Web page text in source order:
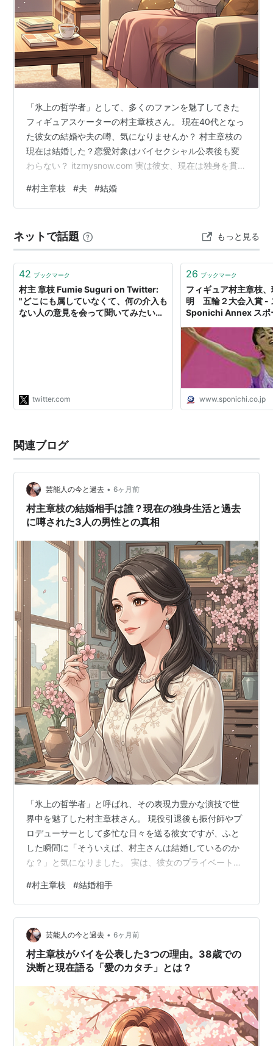
全日本フィギュアスケート選手権 4位
四大陸フィギュアスケート選手権 10位
2006-2007
ISUグランプリシリーズ スケートカナダ 2位
ISUグランプリファイナル 4位
全日本フィギュアスケート選手権 4位
2005-2006
ISUグランプリシリーズ スケートカナダ 8位
トリノオリンピック 4位
2004-2005
ISUグランプリシリーズ スケートカナダ 4位
ISUグランプリシリーズ エリック・ボンパール杯 4位
四大陸フィギュアスケート選手権 優勝
2003-2004
ISUグランプリシリーズ NHK杯 優勝
全日本フィギュアスケート選手権 2位
世界フィギュアスケート選手権 7位
2002-2003
全日本フィギュアスケート選手権 優勝
四大陸フィギュアスケート選手権 優勝
ISUグランプリファイナル 6位
世界フィギュアスケート選手権 3位
2001-2002
全日本フィギュアスケート選手権 優勝
ソルトレイクシティーオリンピック 5位
世界フィギュアスケート選手権 3位
2000-2001
全日本フィギュアスケート選手権 優勝
四大陸フィギュアスケート選手権 優勝
世界フィギュアスケート選手権 7位
1999-2000
全日本フィギュアスケート選手権 3位
四大陸フィギュアスケート選手権 4位
1998-1999
全日本フィギュアスケート選手権 2位
ISUグランプリファイナル 5位
1997-1998
全日本フィギュアスケート選手権 2位
1996-1997
「氷上の哲学者」として、多くのファンを魅了してきた
フィギュアスケーターの村主章枝さん。 現在40代となっ
た彼女の結婚や夫の噂、気になりませんか？ 村主章枝の
現在は結婚した？恋愛対象はバイセクシャル公表後も変
わらない？ itzmysnow.com 実は彼女、現在は独身を貫き
います。 かつてバラエティ番組で「18年間彼氏がいな
い」と告白したり、バイセクシャルであることを公表し
章枝さんに夫はいるのか? 噂になった相手との関係、実際
はどうだったのか 社交ダンスで見せたロペスとの強い絆
海外での親密な写…
#村主章枝 #夫 #結婚
ネットで話題 もっと見る
42 ブックマーク
村主 章枝 Fumie Suguri on Twitter:
"どこにも属していなくて、何の介入も
ない人の意見を会って聞いてみたいと
twitter.com
26 ブックマーク
フィギュア村主章枝
明 五輪２大会入賞 -
Sponichi Annex スポ
www.sponichi.co.jp
関連ブログ
芸能人の今と過去 • 6ヶ月前
村主章枝の結婚相手は誰？現在の独身生活と過去
に噂された3人の男性との真相
「氷上の哲学者」と呼ばれ、その表現力豊かな演技で世
界中を魅了した村主章枝さん。 現役引退後も振付師やプ
ロデューサーとして多忙な日々を送る彼女ですが、ふと
した瞬間に「そういえば、村主さんは結婚しているのか
な？」と気になりました。 実は、彼女のプライベートを
です。 この記事では、村主章枝さんの現在の結婚事情か
ら、過去に話題となったお相手との真相まで、等身大の
彼女の姿に迫ります。 村主章枝は結婚した？2026年現在
も恋愛対象はバイセクシャル？ itzmysnow.com 村主章枝
は現在結婚している？最新の結婚事情と独身生活 2025年
現在も独身！結婚…
#村主章枝 #結婚相手
芸能人の今と過去 • 6ヶ月前
村主章枝がバイを公表した3つの理由。38歳での
決断と現在語る「愛のカタチ」とは？